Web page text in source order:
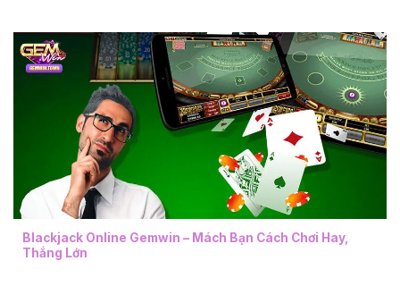
Blackjack Online Gemwin – Mách Bạn Cách Chơi Hay,
Thắng Lớn